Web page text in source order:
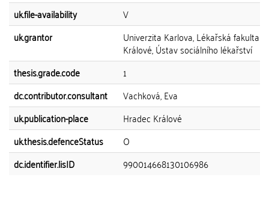
uk.file-availability
V
uk.grantor
Univerzita Karlova, Lékařská fakulta
Králové, Ústav sociálního lékařství
thesis.grade.code
1
dc.contributor.consultant
Vachková, Eva
uk.publication-place
Hradec Králové
uk.thesis.defenceStatus
O
dc.identifier.lisID
990014668130106986